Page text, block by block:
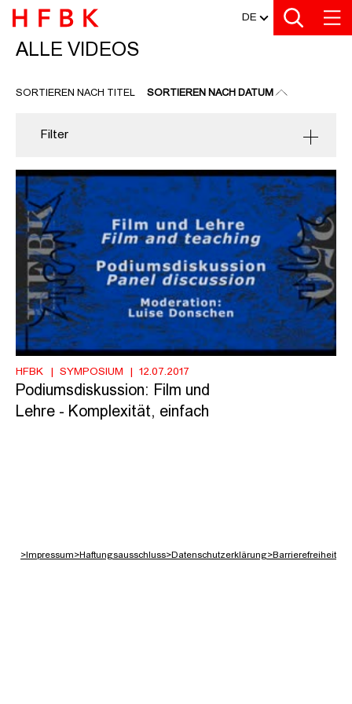
Zu den Filtern
Zur Metanavigation
Zur Hauptnavigation
Zur Suche
Zum Inhalt
Zum Seitenfuss DE
ALLE VIDEOS
ALLE VIDEOS
SORTIEREN NACH TITEL SORTIEREN NACH DATUM
Filter
HFBK SYMPOSIUM 12.07.2017
Podiumsdiskussion: Film und
Lehre - Komplexität, einfach
> Impressum>Haftungsausschluss>Datenschutzerklärung>Barrierefreiheit